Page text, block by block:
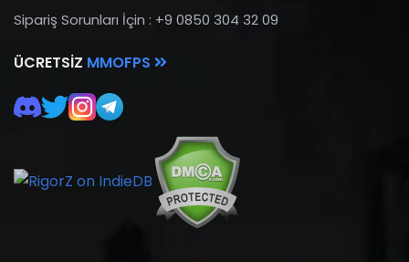
Sipariş Sorunları İçin : +9 0850 304 32 09
ÜCRETSIZ MMOFPS